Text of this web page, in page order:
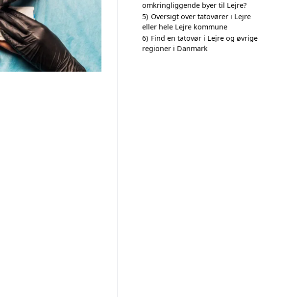
omkringliggende byer til Lejre?
5) Oversigt over tatovører i Lejre
eller hele Lejre kommune
6) Find en tatovør i Lejre og øvrige
regioner i Danmark